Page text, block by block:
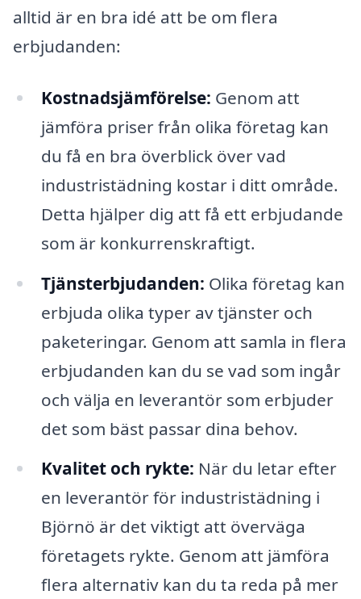
alltid är en bra idé att be om flera
erbjudanden:
Kostnadsjämförelse: Genom att
jämföra priser från olika företag kan
du få en bra överblick över vad
industristädning kostar i ditt område.
Detta hjälper dig att få ett erbjudande
som är konkurrenskraftigt.
Tjänsterbjudanden: Olika företag kan
erbjuda olika typer av tjänster och
paketeringar. Genom att samla in flera
erbjudanden kan du se vad som ingår
och välja en leverantör som erbjuder
det som bäst passar dina behov.
Kvalitet och rykte: När du letar efter
en leverantör för industristädning i
Björnö är det viktigt att överväga
företagets rykte. Genom att jämföra
flera alternativ kan du ta reda på mer